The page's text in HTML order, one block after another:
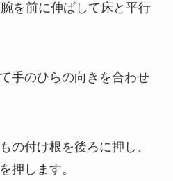
を前に伸ばして床と平行
手のひらの向きを合わせ
の付け根を後ろに押し、
押します。